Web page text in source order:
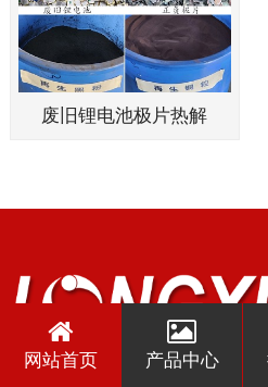
废旧锂电池极片热解
网站首页 产品中心